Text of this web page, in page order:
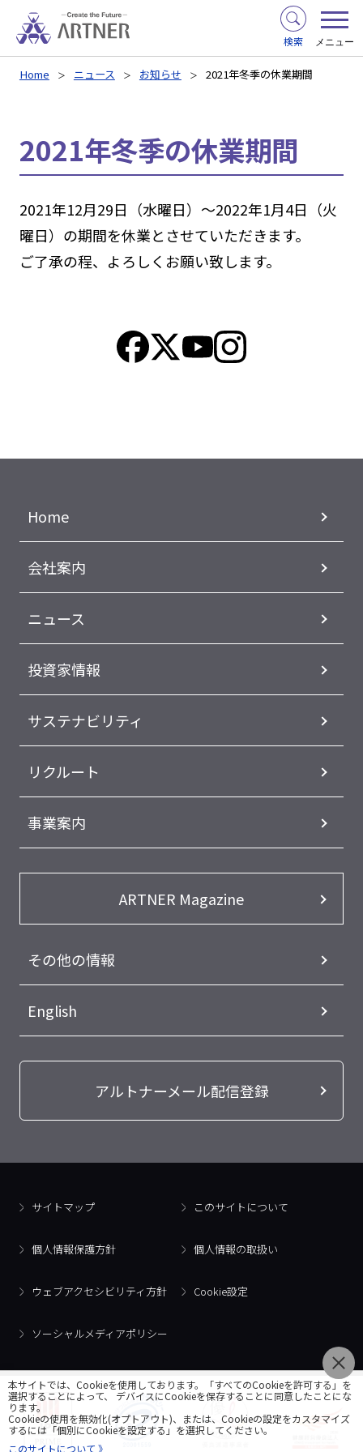
検索 メニュー
Home ニュース お知らせ 2021年冬季の休業期間
2021年冬季の休業期間
2021年12月29日（水曜日）～2022年1月4日（火
曜日）の期間を休業とさせていただきます。
ご了承の程、よろしくお願い致します。
Home
会社案内
ニュース
投資家情報
サステナビリティ
リクルート
事業案内
ARTNER Magazine
その他の情報
English
アルトナーメール配信登録
サイトマップ このサイトについて
個人情報保護方針 個人情報の取扱い
ウェブアクセシビリティ方針 Cookie設定
ソーシャルメディアポリシー
本サイトでは、Cookieを使用しております。「すべてのCookieを許可する」を
選択することによって、 デバイスにCookieを保存することに同意したことにな
ります。
Cookieの使用を無効化(オプトアウト)、または、Cookieの設定をカスタマイズ
するには「個別にCookieを設定する」を選択してください。
このサイトについて 》